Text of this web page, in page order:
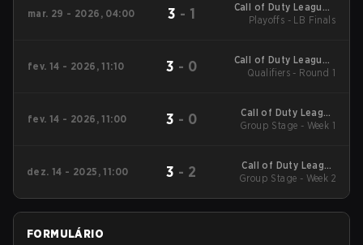
mar. 29 - 2026, 04:00 3 - 1
Call of Duty League -
Call of Duty League
Playoffs - LB Finals
fev. 14 - 2026, 11:10 3 - 0
Call of Duty League -
Call of Duty League
Qualifiers - Round 1
fev. 14 - 2026, 11:00 3 - 0
Call of Duty League
2026 Regular Season
Group Stage - Week 1
dez. 14 - 2025, 11:00 3 - 2
Call of Duty League
2026 Regular Season
Group Stage - Week 2
FORMULÁRIO